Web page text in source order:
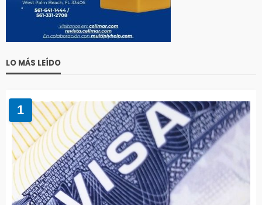
LO MÁS LEÍDO
1